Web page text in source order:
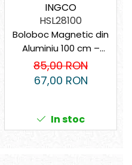
INGCO
HSL28100
Boloboc Magnetic din
Aluminiu 100 cm –
Precizie și Durabilitate
pentru Profesioniști
85,00 RON
67,00 RON
In stoc